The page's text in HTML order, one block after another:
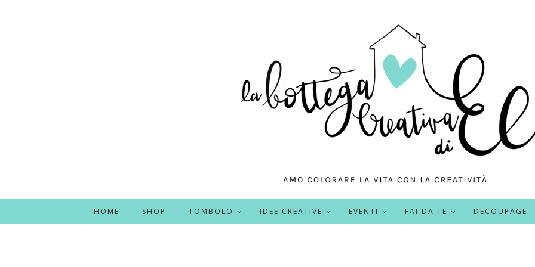
HOME SHOP TOMBOLO IDEE CREATIVE EVENTI FAI DA TE DECOUPAGE